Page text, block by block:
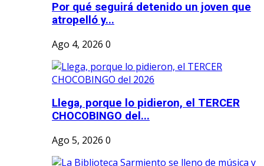
Por qué seguirá detenido un joven que
atropelló y...
Ago 4, 2026 0
Llega, porque lo pidieron, el TERCER
CHOCOBINGO del...
Ago 5, 2026 0